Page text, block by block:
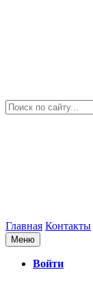
Главная Контакты
Меню
Войти